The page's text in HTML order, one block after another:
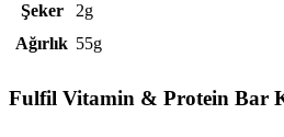
Şeker
2g
Ağırlık 55g
Fulfil Vitamin & Protein Bar